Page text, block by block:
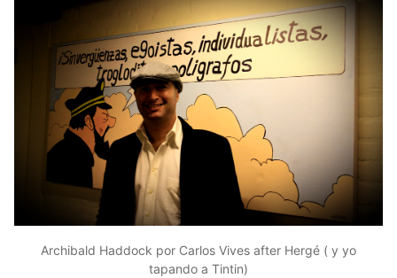
Archibald Haddock por Carlos Vives after Hergé ( y yo
tapando a Tintin)